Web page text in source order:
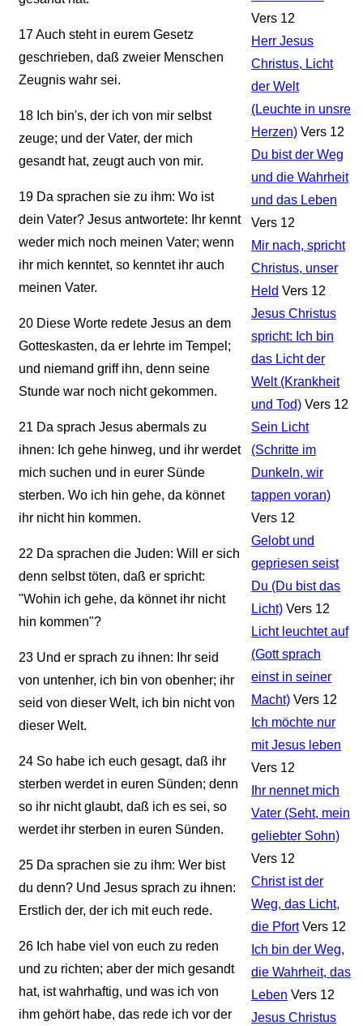
17Auch steht in eurem Gesetz
geschrieben, daß zweier Menschen
Zeugnis wahr sei.
18Ich bin's, der ich von mir selbst
zeuge; und der Vater, der mich
gesandt hat, zeugt auch von mir.
19Da sprachen sie zu ihm: Wo ist
dein Vater? Jesus antwortete: Ihr kennt
weder mich noch meinen Vater; wenn
ihr mich kenntet, so kenntet ihr auch
meinen Vater.
20Diese Worte redete Jesus an dem
Gotteskasten, da er lehrte im Tempel;
und niemand griff ihn, denn seine
Stunde war noch nicht gekommen.
21 Da sprach Jesus abermals zu
ihnen: Ich gehe hinweg, und ihr werdet
mich suchen und in eurer Sünde
sterben. Wo ich hin gehe, da könnet
ihr nicht hin kommen.
22 Da sprachen die Juden: Will er sich
denn selbst töten, daß er spricht:
"Wohin ich gehe, da könnet ihr nicht
hin kommen"?
23Und er sprach zu ihnen: Ihr seid
von untenher, ich bin von obenher; ihr
seid von dieser Welt, ich bin nicht von
dieser Welt.
24So habe ich euch gesagt, daß ihr
sterben werdet in euren Sünden; denn
so ihr nicht glaubt, daß ich es sei, so
werdet ihr sterben in euren Sünden.
25Da sprachen sie zu ihm: Wer bist
du denn? Und Jesus sprach zu ihnen:
Erstlich der, der ich mit euch rede.
26Ich habe viel von euch zu reden
und zu richten; aber der mich gesandt
hat, ist wahrhaftig, und was ich von
ihm gehört habe, das rede ich vor der
Vers 12
Herr Jesus
Christus, Licht
der Welt
(Leuchte in unsre
Herzen) Vers 12
Du bist der Weg
und die Wahrheit
und das Leben
Vers 12
Mir nach, spricht
Christus, unser
Held Vers 12
Jesus Christus
spricht: Ich bin
das Licht der
Welt (Krankheit
und Tod) Vers 12
Sein Licht
(Schritte im
Dunkeln, wir
tappen voran)
Vers 12
Gelobt und
gepriesen seist
Du (Du bist das
Licht) Vers 12
Licht leuchtet auf
(Gott sprach
einst in seiner
Macht) Vers 12
Ich möchte nur
mit Jesus leben
Vers 12
Ihr nennet mich
Vater (Seht, mein
geliebter Sohn)
Vers 12
Christ ist der
Weg, das Licht,
die Pfort Vers 12
Ich bin der Weg,
die Wahrheit, das
Leben Vers 12
Jesus Christus